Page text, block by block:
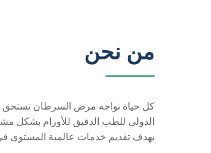
من نحن
كل حياة تواجه مرض السرطان تستحق
الدولي للطب الدقيق للأورام بشكل
بهدف تقديم خدمات عالمية المستوى